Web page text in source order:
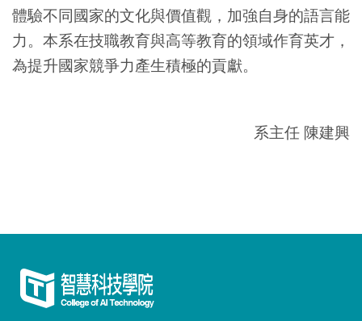
體驗不同國家的文化與價值觀，加強自身的語言能
力。本系在技職教育與高等教育的領域作育英才，
為提升國家競爭力產生積極的貢獻。
系主任 陳建興